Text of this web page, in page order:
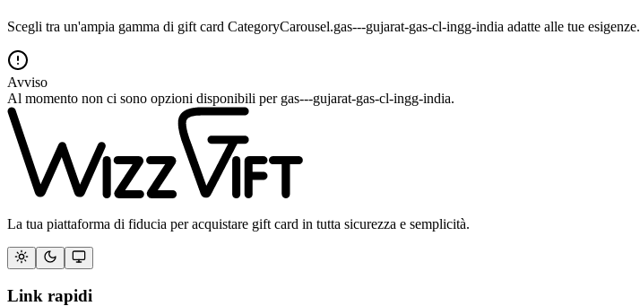
Scegli tra un'ampia gamma di gift card CategoryCarousel.gas---gujarat-gas-cl-ingg-india adatte alle tue esigenze.
Avviso
Al momento non ci sono opzioni disponibili per gas---gujarat-gas-cl-ingg-india.
La tua piattaforma di fiducia per acquistare gift card in tutta sicurezza e semplicità.
Link rapidi